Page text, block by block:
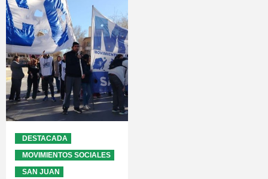
DESTACADA
MOVIMIENTOS SOCIALES
SAN JUAN